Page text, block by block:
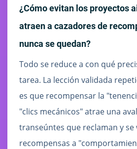
¿Cómo evitan los proyectos
atraen a cazadores de
nunca se quedan?
Todo se reduce a con qué
tarea. La lección validada
es que recompensar la
"clics mecánicos" atrae una
transeúntes que reclaman y se
recompensas a